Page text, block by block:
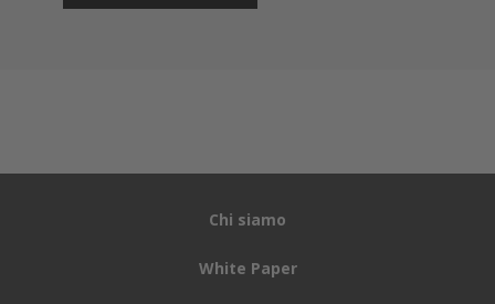
Chi siamo
White Paper